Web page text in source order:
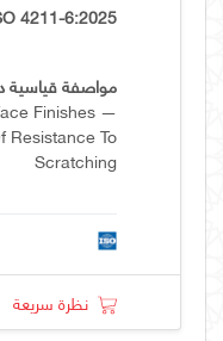
4211-6:2025
مواصفة قياسية
Finishes —
Resistance To
Scratching
نظرة سريعة